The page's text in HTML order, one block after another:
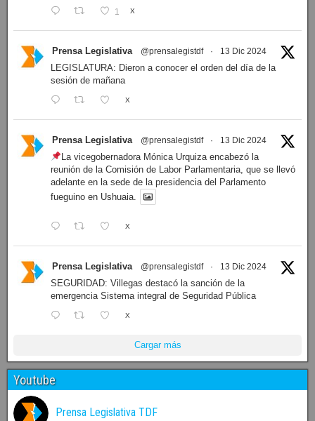
1 X
Prensa Legislativa @prensalegistdf · 13 Dic 2024
LEGISLATURA: Dieron a conocer el orden del día de la
sesión de mañana
X
Prensa Legislativa @prensalegistdf · 13 Dic 2024
La vicegobernadora Mónica Urquiza encabezó la
reunión de la Comisión de Labor Parlamentaria, que se llevó
adelante en la sede de la presidencia del Parlamento
fueguino en Ushuaia.
X
Prensa Legislativa @prensalegistdf · 13 Dic 2024
SEGURIDAD: Villegas destacó la sanción de la
emergencia Sistema integral de Seguridad Pública
X
Cargar más
Youtube
Prensa Legislativa TDF